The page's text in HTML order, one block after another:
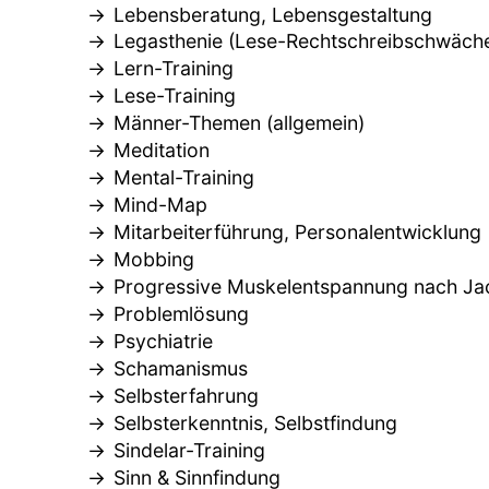
Lebensberatung, Lebensgestaltung
Legasthenie (Lese-
Lern-Training
Lese-Training
Männer-Themen (allgemein)
Meditation
Mental-Training
Mind-Map
Mitarbeiterführung, Personalentwicklung
Mobbing
Progressive Muskelentspannung nach
Problemlösung
Psychiatrie
Schamanismus
Selbsterfahrung
Selbsterkenntnis, Selbstfindung
Sindelar-Training
Sinn & Sinnfindung